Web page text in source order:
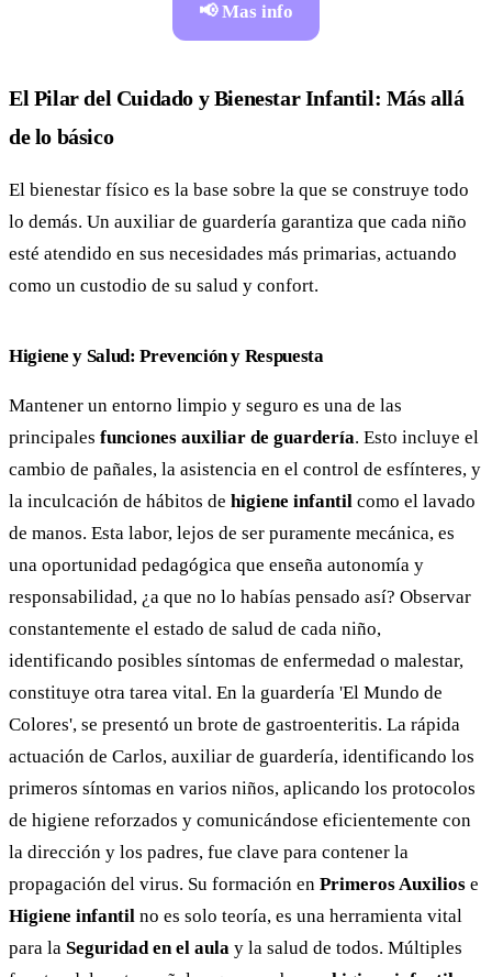
📢 Mas info
El Pilar del Cuidado y Bienestar Infantil: Más allá
de lo básico
El bienestar físico es la base sobre la que se construye todo
lo demás. Un auxiliar de guardería garantiza que cada niño
esté atendido en sus necesidades más primarias, actuando
como un custodio de su salud y confort.
Higiene y Salud: Prevención y Respuesta
Mantener un entorno limpio y seguro es una de las
principales funciones auxiliar de guardería. Esto incluye el
cambio de pañales, la asistencia en el control de esfínteres, y
la inculcación de hábitos de higiene infantil como el lavado
de manos. Esta labor, lejos de ser puramente mecánica, es
una oportunidad pedagógica que enseña autonomía y
responsabilidad, ¿a que no lo habías pensado así? Observar
constantemente el estado de salud de cada niño,
identificando posibles síntomas de enfermedad o malestar,
constituye otra tarea vital. En la guardería 'El Mundo de
Colores', se presentó un brote de gastroenteritis. La rápida
actuación de Carlos, auxiliar de guardería, identificando los
primeros síntomas en varios niños, aplicando los protocolos
de higiene reforzados y comunicándose eficientemente con
la dirección y los padres, fue clave para contener la
propagación del virus. Su formación en Primeros Auxilios e
Higiene infantil no es solo teoría, es una herramienta vital
para la Seguridad en el aula y la salud de todos. Múltiples